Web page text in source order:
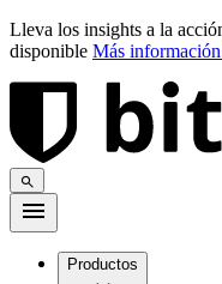
Lleva los insights a la
disponible Más
Productos